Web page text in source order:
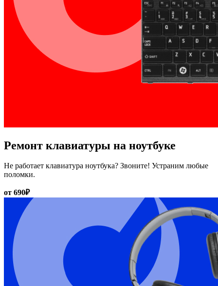
Ремонт клавиатуры на ноутбуке
Не работает клавиатура ноутбука? Звоните! Устраним любые
поломки.
от 690₽